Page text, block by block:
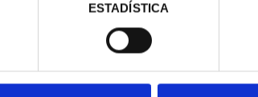
ESTADÍSTICA